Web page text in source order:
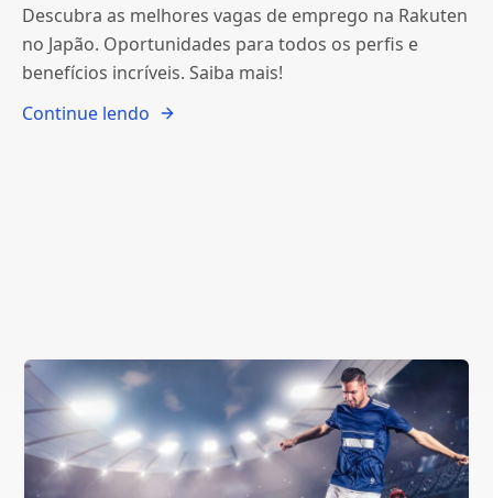
Descubra as melhores vagas de emprego na Rakuten
no Japão. Oportunidades para todos os perfis e
benefícios incríveis. Saiba mais!
Continue lendo